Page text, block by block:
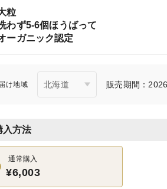
粒
わず5-6個ほうばって
ーガニック認定
け地域 販売期間：
入方法
通常購入
¥6,003